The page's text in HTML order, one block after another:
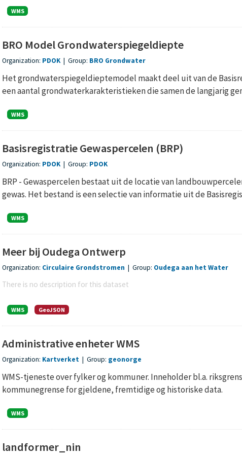
WMS
BRO Model Grondwaterspiegeldiepte
Organization: PDOK| Group: BRO Grondwater
Het grondwaterspiegeldieptemodel maakt deel uit van de
een aantal grondwaterkarakteristieken die samen de langjarig
WMS
Basisregistratie Gewaspercelen (BRP)
Organization: PDOK| Group: PDOK
BRP - Gewaspercelen bestaat uit de locatie van
gewas. Het bestand is een selectie van informatie uit de
WMS
Meer bij Oudega Ontwerp
Organization: Circulaire Grondstromen | Group: Oudega aan het Water
There is no description for this dataset
WMS GeoJSON
Administrative enheter WMS
Organization: Kartverket | Group: geonorge
WMS-tjeneste over fylker og kommuner. Inneholder bl.a.
kommunegrense for gjeldene, fremtidige og historiske data.
WMS
landformer_nin